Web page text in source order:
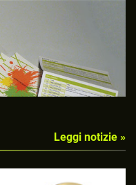
Leggi notizie »